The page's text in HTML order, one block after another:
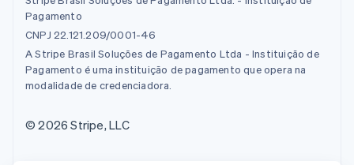
Pagamento
CNPJ 22.121.209/0001-46
A Stripe Brasil Soluções de Pagamento Ltda - Instituição de
Pagamento é uma instituição de pagamento que opera na
modalidade de credenciadora.
© 2026 Stripe, LLC